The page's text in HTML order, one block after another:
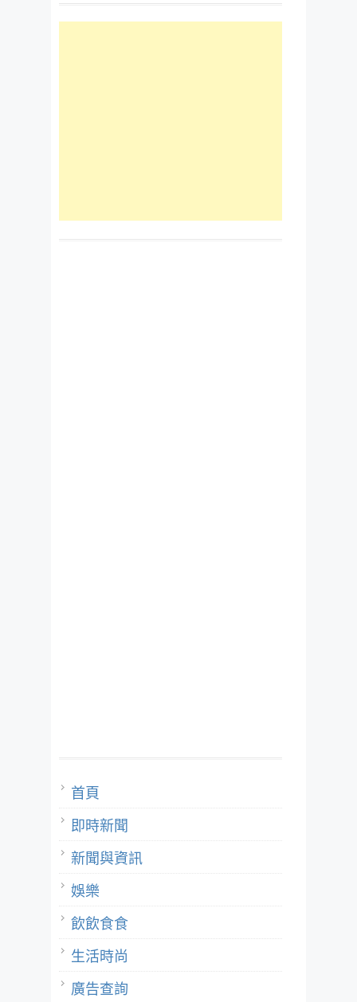
首頁
即時新聞
新聞與資訊
娛樂
飲飲食食
生活時尚
廣告查詢